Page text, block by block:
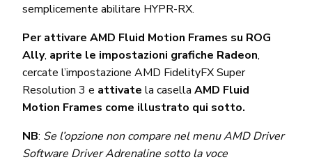
semplicemente abilitare HYPR-RX.
Per attivare AMD Fluid Motion Frames su ROG
Ally, aprite le impostazioni grafiche Radeon,
cercate l’impostazione AMD FidelityFX Super
Resolution 3 e attivate la casellaAMD Fluid
Motion Frames come illustrato qui sotto.
NB: Se l’opzione non compare nel menu AMD Driver
Software Driver Adrenaline sotto la voce